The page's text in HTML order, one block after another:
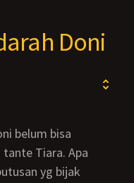
Doni
Tiara. Apa
yg bijak